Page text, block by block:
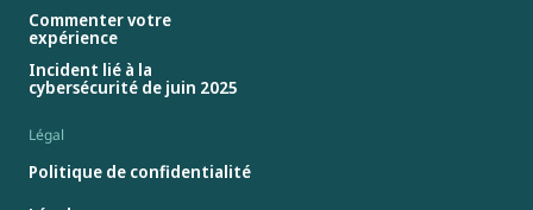
Commenter votre
expérience
Incident lié à la
cybersécurité de juin 2025
Légal
Politique de confidentialité